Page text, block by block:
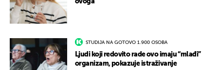
ovoga
STUDIJA NA GOTOVO 1.900 OSOBA
Ljudi koji redovito rade ovo imaju “mlađi”
organizam, pokazuje istraživanje